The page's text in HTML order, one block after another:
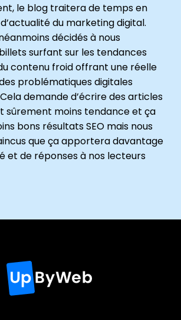
le blog traitera de temps en
du marketing digital.
décidés à nous
surfant sur les tendances
contenu froid offrant une réelle
problématiques digitales
demande d’écrire des articles
sûrement moins tendance et ça
bons résultats SEO mais nous
que ça apportera davantage
et de réponses à nos lecteurs